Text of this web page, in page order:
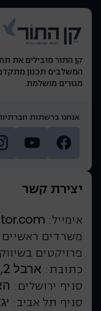
קן התור מובילים את
המשלבים תכנון
מגורים מושלמת.
אנחנו ברשתות
יצירת קשר
אימייל:
משרדים ראשיים:
פרויקטים
כתובת: ארבל 2, שילת
סניף ירושלים:
סניף תל אביב: